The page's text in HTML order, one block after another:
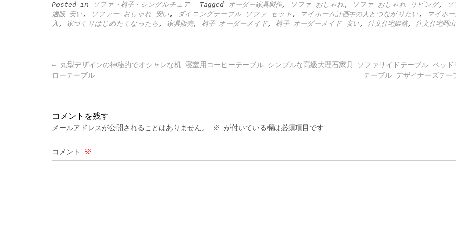
Posted in ソファ・椅子・シングルチェア Tagged オーダー家具製作, ソファ おしゃれ , ソファ おしゃれ リビング,
通販 安い , ソファー おしゃれ 安い , ダイニングテーブル ソファ セット , マイホーム計画中の人とつながりたい ,
マイホ
入 , 家づくりはじめたくなったら , 家具販売, 椅子 オーダーメイド, 椅子 オーダーメイド 安い , 注文住宅姫路, 注文住宅岡山
Post
navigation
シンプルな高級大理石家具 ソファサイドテーブル ベッド
テーブル デザイナーズテ
← 丸型デザインの神秘的でオシャレな机 寝室用コーヒーテーブル
ローテーブル
コメントを残す
メールアドレスが公開されることはありません。 ※ が付いている欄は必須項目です
コメント ※